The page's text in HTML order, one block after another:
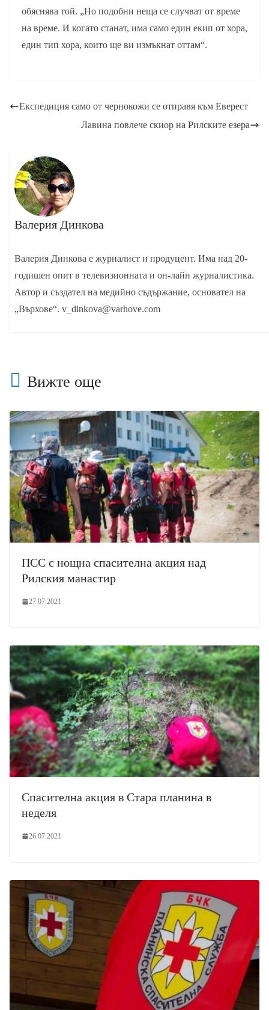
обяснява той. „Но подобни неща се случват от време
на време. И когато станат, има само един екип от хора,
един тип хора, които ще ви измъкнат оттам“.
Експедиция само от чернокожи се отправя към Еверест
Лавина повлече скиор на Рилските езера
Валерия Динкова
Валерия Динкова е журналист и продуцент. Има над 20-
годишен опит в телевизионната и он-лайн журналистика.
Автор и създател на медийно съдържание, основател на
„Върхове“. v_dinkova@varhove.com
Вижте още
ПСС с нощна спасителна акция над
Рилския манастир
27.07.2021
Спасителна акция в Стара планина в
неделя
26.07.2021